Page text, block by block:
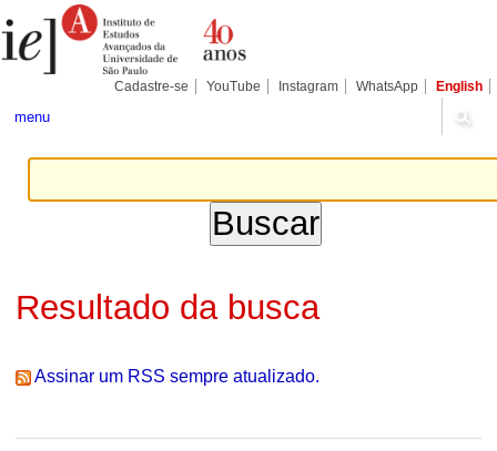
para
conteúdo.
Pessoais
Cadastre-se YouTube Instagram WhatsApp English
menu
Resultado da busca
Assinar um RSS sempre atualizado.